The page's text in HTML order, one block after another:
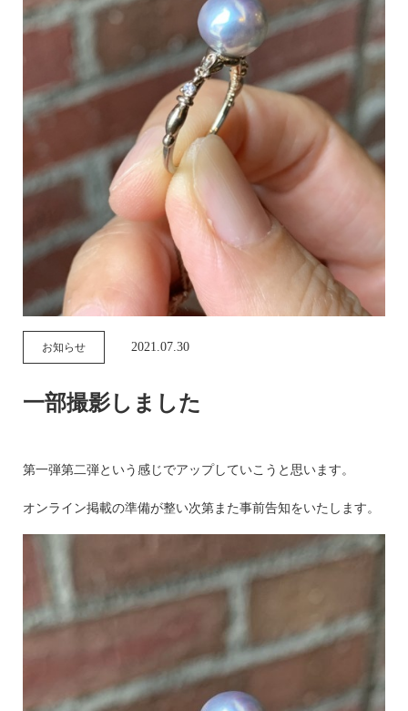
お知らせ 2021.07.30
一部撮影しました
第一弾第二弾という感じでアップしていこうと思います。
オンライン掲載の準備が整い次第また事前告知をいたします。